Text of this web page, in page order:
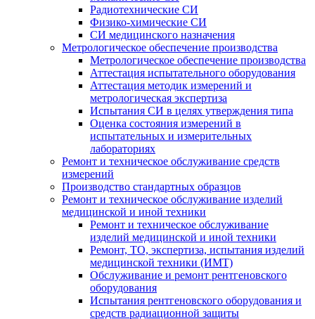
Радиотехнические СИ
Физико-химические СИ
СИ медицинского назначения
Метрологическое обеспечение производства
Метрологическое обеспечение производства
Аттестация испытательного оборудования
Аттестация методик измерений и
метрологическая экспертиза
Испытания СИ в целях утверждения типа
Оценка состояния измерений в
испытательных и измерительных
лабораториях
Ремонт и техническое обслуживание средств
измерений
Производство стандартных образцов
Ремонт и техническое обслуживание изделий
медицинской и иной техники
Ремонт и техническое обслуживание
изделий медицинской и иной техники
Ремонт, ТО, экспертиза, испытания изделий
медицинской техники (ИМТ)
Обслуживание и ремонт рентгеновского
оборудования
Испытания рентгеновского оборудования и
средств радиационной защиты